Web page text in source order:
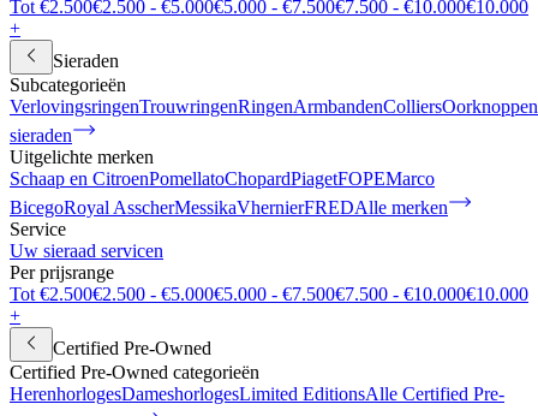
Tot €2.500€2.500 - €5.000€5.000 - €7.500€7.500 - €10.000€10.000
+
Sieraden
Subcategorieën
VerlovingsringenTrouwringenRingenArmbandenColliersOorknoppen
sieraden
Uitgelichte merken
Schaap en CitroenPomellatoChopardPiagetFOPEMarco
BicegoRoyal AsscherMessikaVhernierFREDAlle merken
Service
Uw sieraad servicen
Per prijsrange
Tot €2.500€2.500 - €5.000€5.000 - €7.500€7.500 - €10.000€10.000
+
Certified Pre-Owned
Certified Pre-Owned categorieën
HerenhorlogesDameshorlogesLimited EditionsAlle Certified Pre-